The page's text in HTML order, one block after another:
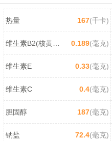
热量 167(千卡)
维生素B2(核黄素) 0.189(毫克)
维生素E 0.33(毫克)
维生素C 0.4(毫克)
胆固醇 187(毫克)
钠盐 72.4(毫克)